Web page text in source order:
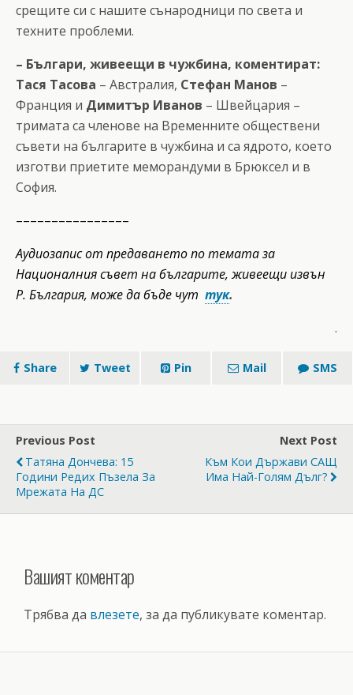
срещите си с нашите сънародници по света и
техните проблеми.
– Българи, живеещи в чужбина, коментират:
Тася Тасова – Австралия, Стефан Манов –
Франция и Димитър Иванов – Швейцария –
тримата са членове на Временните обществени
съвети на българите в чужбина и са ядрото, което
изготви приетите меморандуми в Брюксел и в
София.
––––––––––––––––
Аудиозапис от предаването по темата за
Националния съвет на българите, живеещи извън
Р. България, може да бъде чут тук.
.
Share Tweet Pin Mail SMS
Previous Post
Татяна Дончева: 15
Години Редих Пъзела За
Мрежата На ДС
Next Post
Към Кои Държави САЩ
Има Най-Голям Дълг?
Вашият коментар
Трябва да влезете, за да публикувате коментар.